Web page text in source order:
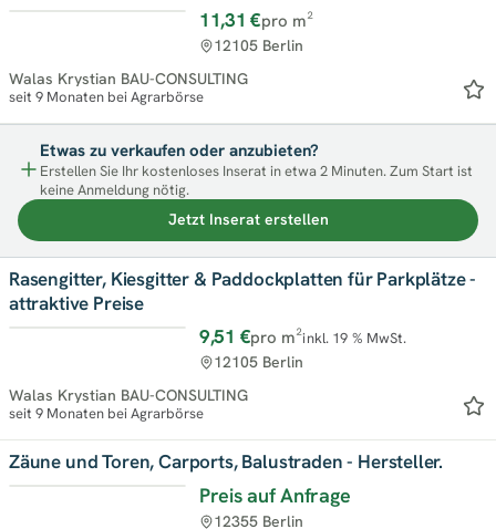
11,31 €pro m²
12105 Berlin
Walas Krystian BAU-CONSULTING
seit 9 Monaten bei Agrarbörse
Etwas zu verkaufen oder anzubieten?
Erstellen Sie Ihr kostenloses Inserat in etwa 2 Minuten. Zum Start ist
keine Anmeldung nötig.
Jetzt Inserat erstellen
Rasengitter, Kiesgitter & Paddockplatten für Parkplätze -
attraktive Preise
9,51 €pro m²inkl. 19 % MwSt.
12105 Berlin
Walas Krystian BAU-CONSULTING
seit 9 Monaten bei Agrarbörse
Zäune und Toren, Carports, Balustraden - Hersteller.
Preis auf Anfrage
12355 Berlin